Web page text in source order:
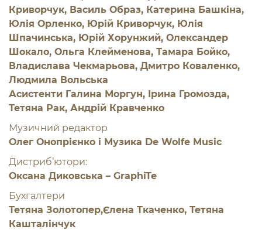
Криворчук, Василь Образ, Катерина Башкіна,
Юлія Орленко, Юрій Криворчук, Юлія
Шпачинська, Юрій Хорунжий, Олександер
Шокало, Ольга Клейменова, Тамара Бойко,
Владислава Чекмарьова, Дмитро Коваленко,
Людмила Вольська
Асистенти Галина Моргун, Ірина Громозда,
Тетяна Рак, Андрій Кравченко
Музичний редактор
Олег Онопрієнко і Музика De Wolfe Music
Дистриб’ютори:
Оксана Диковська – GraphiTe
Бухгалтери
Тетяна Золотопер,Єлена Ткаченко, Тетяна
Кашталінчук